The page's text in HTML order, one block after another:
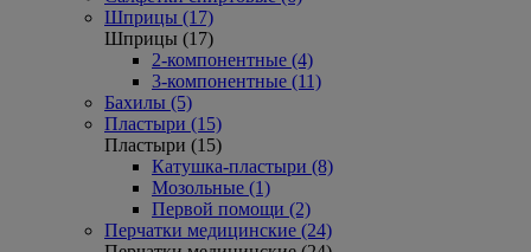
Шприцы (17)
Шприцы (17)
2-компонентные (4)
3-компонентные (11)
Бахилы (5)
Пластыри (15)
Пластыри (15)
Катушка-пластыри (8)
Мозольные (1)
Первой помощи (2)
Перчатки медицинские (24)